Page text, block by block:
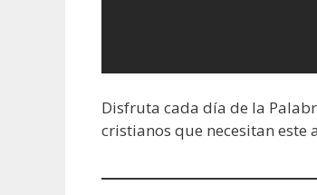
Disfruta cada día de la
cristianos que necesitan este